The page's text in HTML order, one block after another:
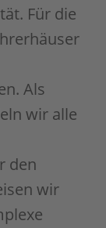
Für die
Als
wir alle
den
wir